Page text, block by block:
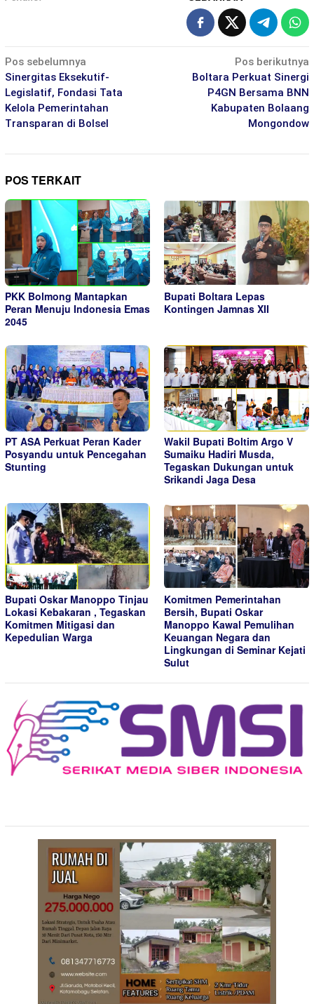
Navigasi
pos
Pos sebelumnya
Sinergitas Eksekutif-
Legislatif, Fondasi Tata
Kelola Pemerintahan
Transparan di Bolsel
Pos berikutnya
Boltara Perkuat Sinergi
P4GN Bersama BNN
Kabupaten Bolaang
Mongondow
POS TERKAIT
PKK Bolmong Mantapkan
Peran Menuju Indonesia Emas
2045
Bupati Boltara Lepas
Kontingen Jamnas XII
PT ASA Perkuat Peran Kader
Posyandu untuk Pencegahan
Stunting
Wakil Bupati Boltim Argo V
Sumaiku Hadiri Musda,
Tegaskan Dukungan untuk
Srikandi Jaga Desa
Bupati Oskar Manoppo Tinjau
Lokasi Kebakaran , Tegaskan
Komitmen Mitigasi dan
Kepedulian Warga
Komitmen Pemerintahan
Bersih, Bupati Oskar
Manoppo Kawal Pemulihan
Keuangan Negara dan
Lingkungan di Seminar Kejati
Sulut